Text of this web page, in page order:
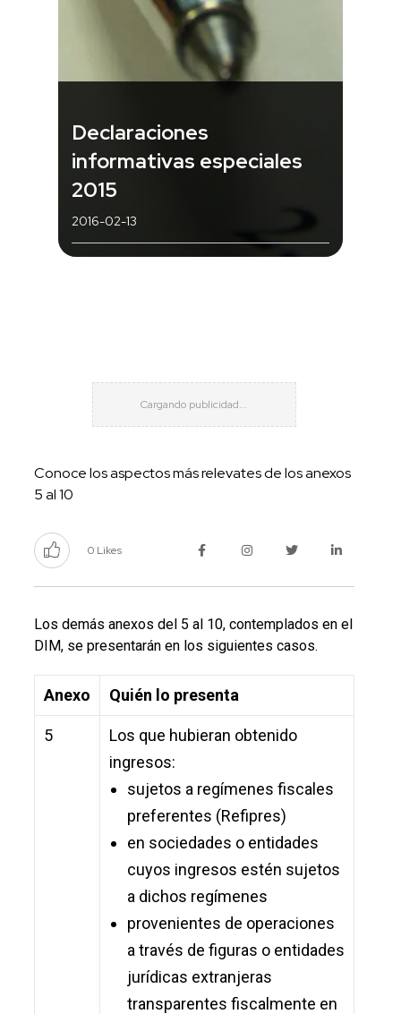
Declaraciones
informativas especiales
2015
2016-02-13
Conoce los aspectos más relevates de los anexos
5 al 10
0 Likes
Los demás anexos del 5 al 10, contemplados en el
DIM, se presentarán en los siguientes casos.
Anexo Quién lo presenta
5
Los que hubieran obtenido
ingresos:
sujetos a regímenes fiscales
preferentes (Refipres)
en sociedades o entidades
cuyos ingresos estén sujetos
a dichos regímenes
provenientes de operaciones
a través de figuras o entidades
jurídicas extranjeras
transparentes fiscalmente en